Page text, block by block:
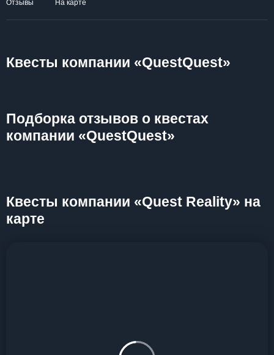
Отзывы На карте
Квесты компании «QuestQuest»
Подборка отзывов о квестах
компании «QuestQuest»
Квесты компании «Quest Reality» на
карте